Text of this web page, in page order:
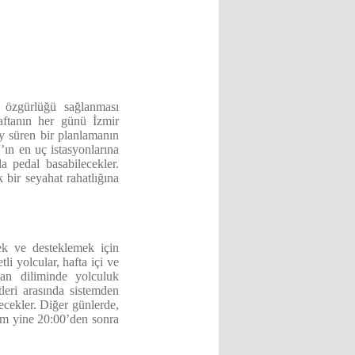
sağlanması
her günü İzmir
bir planlamanın
en uç istasyonlarına
pedal basabilecekler.
seyahat rahatlığına
ve desteklemek için
yolcular, hafta içi ve
diliminde yolculuk
arasında sistemden
Diğer günlerde,
yine 20:00’den sonra